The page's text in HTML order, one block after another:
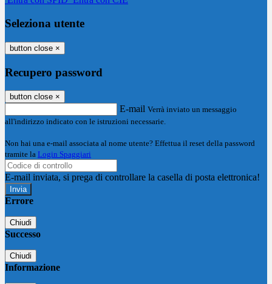
Seleziona utente
button close ×
Recupero password
button close ×
E-mail Verrà inviato un messaggio
all'indirizzo indicato con le istruzioni necessarie.
Non hai una e-mail associata al nome utente? Effettua il reset della password
tramite la Login Spaggiari
E-mail inviata, si prega di controllare la casella di posta elettronica!
Errore
Chiudi
Successo
Chiudi
Informazione